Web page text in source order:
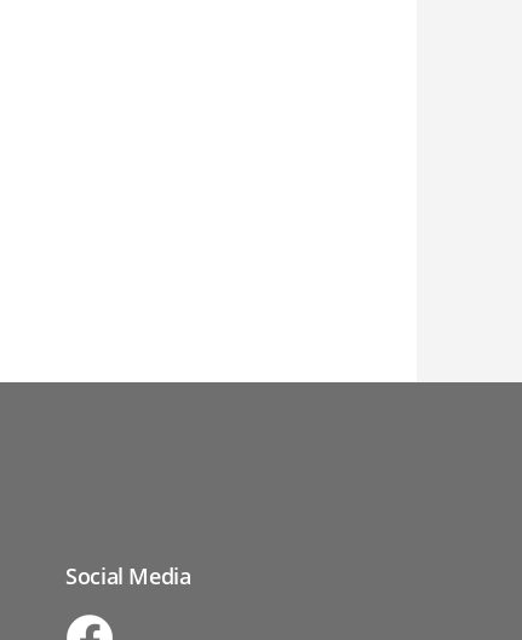
Social Media